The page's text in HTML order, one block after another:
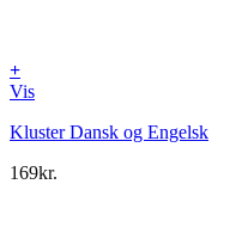
+
Vis
Kluster Dansk og Engelsk
169kr.